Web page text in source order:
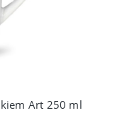
Art 250 ml